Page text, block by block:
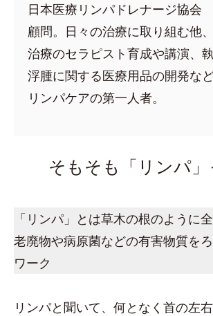
日本医療リンパドレナージ協会
顧問。日々の治療に取り組む他
治療のセラピスト育成や講演、
浮腫に関する医療用品の開発など
リンパケアの第一人者。
そもそも「リンパ」
「リンパ」とは草木の根のように
老廃物や病原菌などの有害物質を
ワーク
リンパと聞いて、何となく首の左